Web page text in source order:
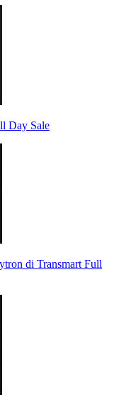
Day Sale
di Transmart Full